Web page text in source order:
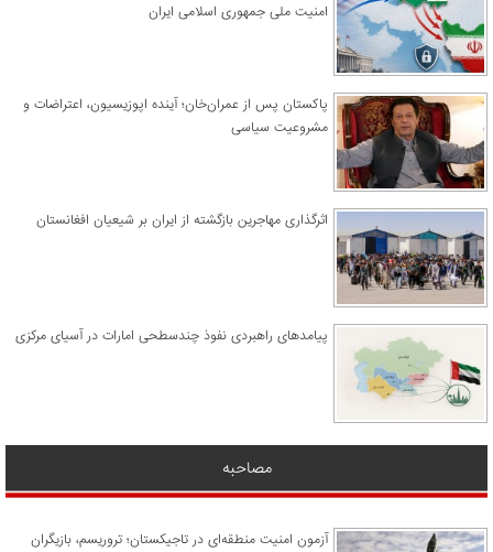
امنیت ملی جمهوری اسلامی ایران
پاکستان پس از عمران‌خان؛ آینده اپوزیسیون، اعتراضات و
مشروعیت سیاسی
اثرگذاری مهاجرین بازگشته از ایران بر شیعیان افغانستان
پیامدهای راهبردی نفوذ چندسطحی امارات در آسیای مرکزی
مصاحبه
آزمون امنیت منطقه‌ای در تاجیکستان؛ تروریسم، بازیگران